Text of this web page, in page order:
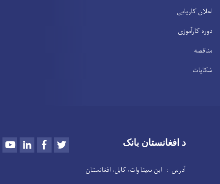
اعلان کاریابی
دوره کارآموزی
مناقصه
شکایات
د افغانستان بانک YoutubeLinkedInFacebook
آدرس : ابن سینا وات، کابل، افغانستان